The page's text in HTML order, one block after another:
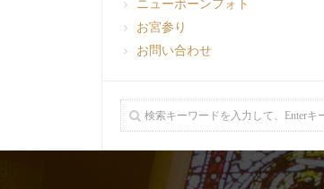
ニューボーンフォト
お宮参り
お問い合わせ